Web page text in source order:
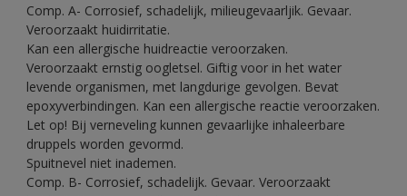
Comp. A- Corrosief, schadelijk, milieugevaarljik. Gevaar.
Veroorzaakt huidirritatie.
Kan een allergische huidreactie veroorzaken.
Veroorzaakt ernstig oogletsel. Giftig voor in het water
levende organismen, met langdurige gevolgen. Bevat
epoxyverbindingen. Kan een allergische reactie veroorzaken.
Let op! Bij verneveling kunnen gevaarlijke inhaleerbare
druppels worden gevormd.
Spuitnevel niet inademen.
Comp. B- Corrosief, schadelijk. Gevaar. Veroorzaakt